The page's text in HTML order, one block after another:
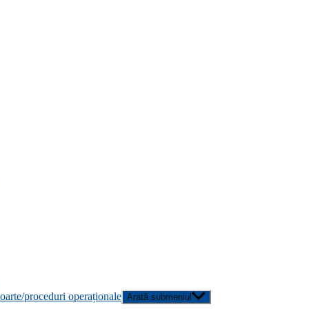
proceduri operaționale Arată submeniul